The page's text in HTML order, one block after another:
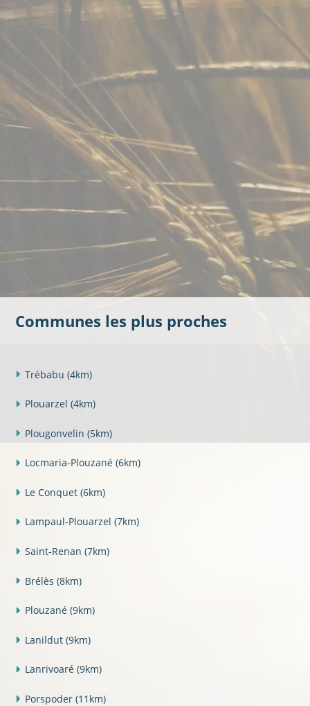
Communes les plus proches
Trébabu (4km)
Plouarzel (4km)
Plougonvelin (5km)
Locmaria-Plouzané (6km)
Le Conquet (6km)
Lampaul-Plouarzel (7km)
Saint-Renan (7km)
Brélès (8km)
Plouzané (9km)
Lanildut (9km)
Lanrivoaré (9km)
Porspoder (11km)